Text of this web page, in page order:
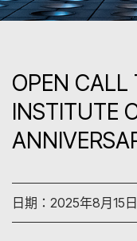
OPEN CALL
INSTITUTE
日期：2025年8月15日